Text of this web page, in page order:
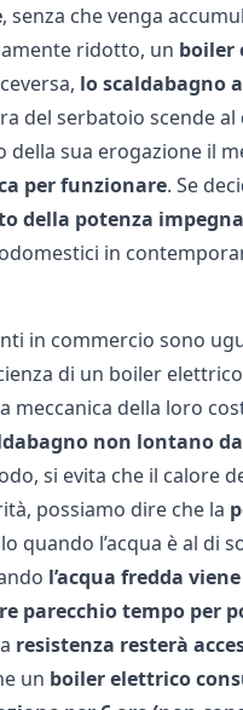
, senza che venga
ridotto, un boiler
lo scaldabagno
del serbatoio scende
della sua erogazione il
per funzionare. Se
della potenza
in
in commercio sono
di un boiler
della loro
non lontano
si evita che il calore
possiamo dire che la
quando l’acqua è al di
l’acqua fredda
parecchio tempo per
resistenza resterà
un boiler elettrico